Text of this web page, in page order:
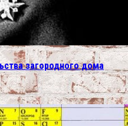
загородного дома